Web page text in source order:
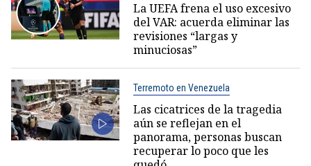
La UEFA frena el uso excesivo
del VAR: acuerda eliminar las
revisiones “largas y
minuciosas”
Terremoto en Venezuela
Las cicatrices de la tragedia
aún se reflejan en el
panorama, personas buscan
recuperar lo poco que les